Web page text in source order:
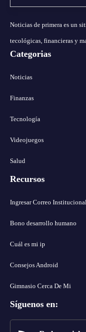
Noticias de primera es un
tecológicas, financieras y
Categorias
Noticias
Finanzas
Tecnología
Videojuegos
Salud
Recursos
Ingresar Correo Institucional
Bono desarrollo humano
Cuál es mi ip
Consejos Android
Gimnasio Cerca De Mi
Síguenos en: